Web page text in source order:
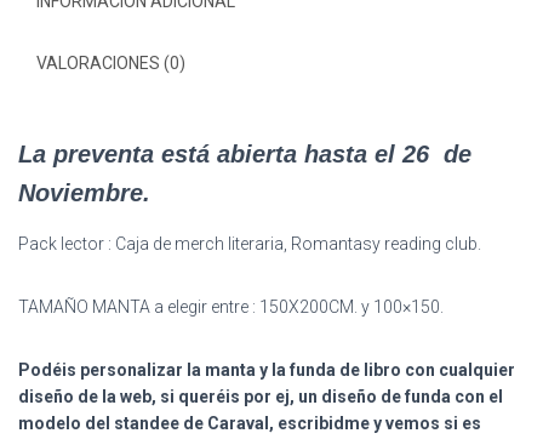
VALORACIONES (0)
La preventa está abierta hasta el 26 de
Noviembre.
Pack lector : Caja de merch literaria, Romantasy reading club.
TAMAÑO MANTA a elegir entre : 150X200CM. y 100×150.
Podéis personalizar la manta y la funda de libro con cualquier
diseño de la web, si queréis por ej, un diseño de funda con el
modelo del standee de Caraval, escribidme y vemos si es